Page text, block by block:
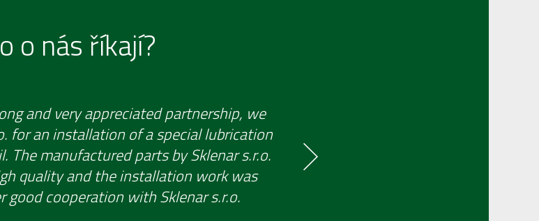
o nás říkají?
and very appreciated partnership, we
for an installation of a special lubrication
The manufactured parts by Sklenar s.r.o.
quality and the installation work was
good cooperation with Sklenar s.r.o.